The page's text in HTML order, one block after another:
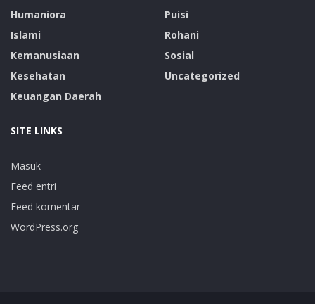
Humaniora
Islami
Kemanusiaan
Kesehatan
Keuangan Daerah
Puisi
Rohani
Sosial
Uncategorized
SITE LINKS
Masuk
Feed entri
Feed komentar
WordPress.org